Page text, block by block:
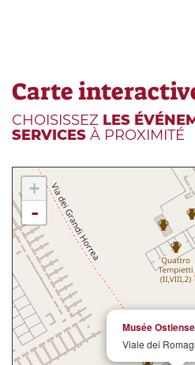
Carte
CHOISISSEZ LES
SERVICES À PROXIMITÉ
Musée Ostiense
Viale dei
+
-